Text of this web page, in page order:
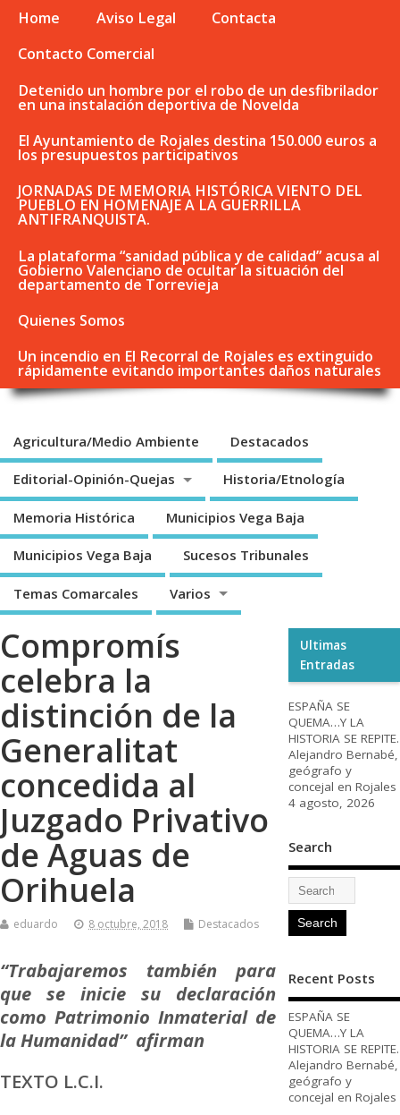
Home Aviso Legal
Contacta
Contacto Comercial
Detenido un hombre por el robo de un desfibrilador
en una instalación deportiva de Novelda
El Ayuntamiento de Rojales destina 150.000 euros a
los presupuestos participativos
JORNADAS DE MEMORIA HISTÓRICA VIENTO DEL
PUEBLO EN HOMENAJE A LA GUERRILLA
ANTIFRANQUISTA.
La plataforma “sanidad pública y de calidad” acusa al
Gobierno Valenciano de ocultar la situación del
departamento de Torrevieja
Quienes Somos
Un incendio en El Recorral de Rojales es extinguido
rápidamente evitando importantes daños naturales
Agricultura/Medio Ambiente Destacados
Editorial-Opinión-Quejas Historia/Etnología
Memoria Histórica Municipios Vega Baja
Municipios Vega Baja Sucesos Tribunales
Temas Comarcales Varios
Compromís
celebra la
distinción de la
Generalitat
concedida al
Juzgado Privativo
de Aguas de
Orihuela
eduardo 8 octubre, 2018 Destacados
“Trabajaremos también para
que se inicie su declaración
como Patrimonio Inmaterial de
la Humanidad” afirman
TEXTO L.C.I.
Ultimas
Entradas
ESPAÑA SE
QUEMA…Y LA
HISTORIA SE REPITE.
Alejandro Bernabé,
geógrafo y
concejal en Rojales
4 agosto, 2026
Search
Recent Posts
ESPAÑA SE
QUEMA…Y LA
HISTORIA SE REPITE.
Alejandro Bernabé,
geógrafo y
concejal en Rojales